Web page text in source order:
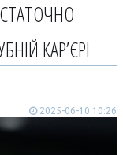
КАР’ЄРІ
2025-06-10 10:26